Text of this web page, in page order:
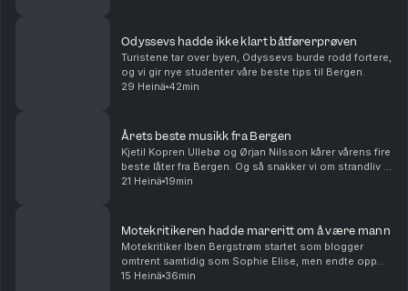
Odyssevs hadde ikke klart båtførerprøven
Turistene tar over byen, Odyssevs burde rodd fortere,
og vi gir nye studenter våre beste tips til Bergen.
29 Heinä 42min
Årets beste musikk fra Bergen
Kjetil Kopren Ullebø og Ørjan Nilsson kårer vårens fire
beste låter fra Bergen. Og så snakker vi om strandliv i
Fyllingsdalen, Rio De Janeiro og på Karmøy.
21 Heinä 19min
Motekritikeren hadde mareritt om å være mann
Motekritiker Iben Bergstrøm startet som blogger
omtrent samtidig som Sophie Elise, men endte opp
som designer, kritiker og akademiker. I denne
15 Heinä 36min